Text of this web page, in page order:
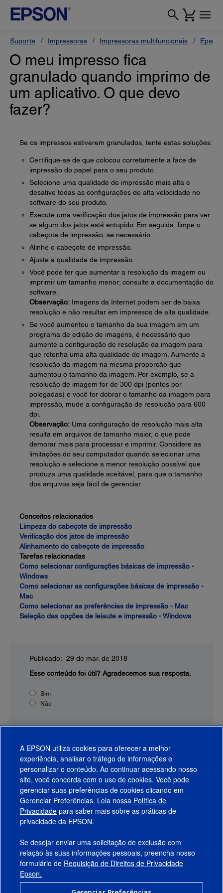
Suporte Impressoras Impressoras multifuncionais Epson
O meu impresso fica
granulado quando imprimo de
um aplicativo. O que devo
fazer?
Se os impressos estiverem granulados, tente estas soluções:
Certifique-se de que colocou corretamente a face de
impressão do papel para o seu produto.
Selecione uma qualidade de impressão mais alta e
desative todas as configurações de alta velocidade no
software do seu produto.
Execute uma verificação dos jatos de impressão para ver
se algum dos jatos está entupido. Em seguida, limpe o
cabeçote de impressão, se necessário.
Alinhe o cabeçote de impressão.
Ajuste a qualidade de impressão.
Você pode ter que aumentar a resolução da imagem ou
imprimir um tamanho menor; consulte a documentação do
software.
Observação: Imagens da Internet podem ser de baixa
resolução e não resultar em impressos de alta qualidade.
Se você aumentou o tamanho da sua imagem em um
programa de edição de imagens, é necessário que
aumente a configuração de resolução da imagem para
que retenha uma alta qualidade de imagem. Aumente a
resolução da imagem na mesma proporção que
aumentou o tamanho da imagem. Por exemplo, se a
resolução de imagem for de 300 dpi (pontos por
polegadas) e você for dobrar o tamanho da imagem para
impressão, mude a configuração de resolução para 600
dpi.
Observação: Uma configuração de resolução mais alta
resulta em arquivos de tamanho maior, o que pode
demorar mais para processar e imprimir. Considere as
limitações do seu computador quando selecionar uma
resolução e selecione a menor resolução possível que
produza uma qualidade aceitável, para que o tamanho
dos arquivos seja fácil de gerenciar.
Conceitos relacionados
Limpeza do cabeçote de impressão
Verificação dos jatos de impressão
Alinhamento do cabeçote de impressão
Tarefas relacionadas
Como selecionar configurações básicas de impressão -
Windows
Como selecionar as configurações básicas de impressão -
Mac
Como selecionar as preferências de impressão - Mac
Seleção das opções de leiaute e impressão - Windows
Publicado: 29 de mar. de 2018
Esse conteúdo foi útil? Agradecemos sua resposta.
Sim
Não
Produtos
Suporte
Links Sugeridos
Empresa
A EPSON utiliza cookies para oferecer a melhor
experiência, analisar o tráfego de informações e
personalizar o conteúdo. Ao continuar acessando nosso
site, você concorda com o uso de cookies. Você pode
gerenciar suas preferências de cookies clicando em
Gerenciar Preferências. Leia nossa Política de
Privacidade para saber mais sobre as práticas de
privacidade da EPSON.
Se desejar enviar uma solicitação de exclusão com
relação às suas informações pessoais, preencha nosso
formulário de Requisição de Direitos de Privacidade
Epson.